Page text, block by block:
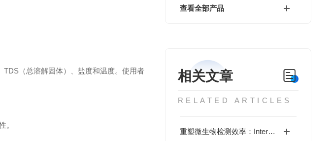
查看全部产品
相关文章
RELATED ARTICLES
重塑微生物检测效率：Interscience菌落计数仪的科研创新价值
（总溶解固体）、盐度和温度。使用者
。